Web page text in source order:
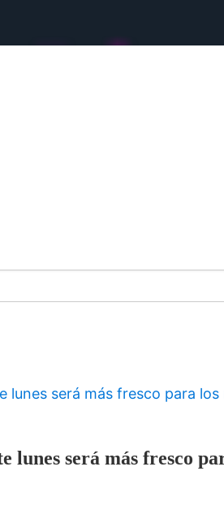
lunes será más fresco para
lunes será más fresco